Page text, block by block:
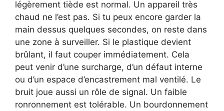
légèrement tiède est normal. Un appareil très
chaud ne l’est pas. Si tu peux encore garder la
main dessus quelques secondes, on reste dans
une zone à surveiller. Si le plastique devient
brûlant, il faut couper immédiatement. Cela
peut venir d’une surcharge, d’un défaut interne
ou d’un espace d’encastrement mal ventilé. Le
bruit joue aussi un rôle de signal. Un faible
ronronnement est tolérable. Un bourdonnement